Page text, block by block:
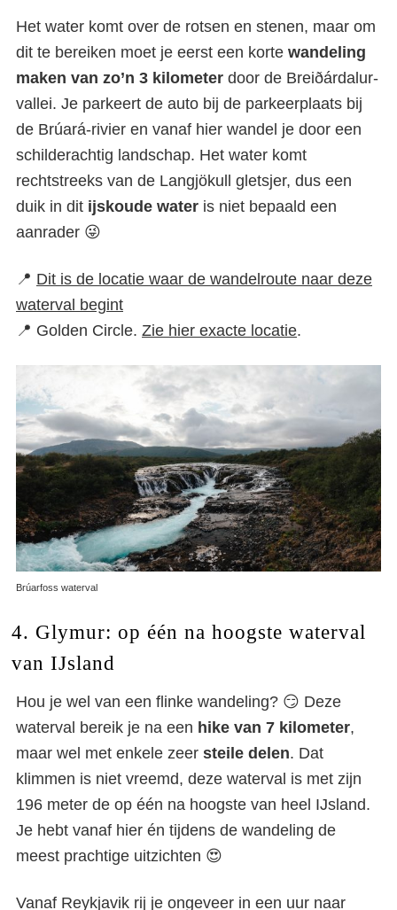
Het water komt over de rotsen en stenen, maar om
dit te bereiken moet je eerst een korte wandeling
maken van zo’n 3 kilometer door de Breiðárdalur-
vallei. Je parkeert de auto bij de parkeerplaats bij
de Brúará-rivier en vanaf hier wandel je door een
schilderachtig landschap. Het water komt
rechtstreeks van de Langjökull gletsjer, dus een
duik in dit ijskoude water is niet bepaald een
aanrader 😜
📍 Dit is de locatie waar de wandelroute naar deze
waterval begint
📍 Golden Circle. Zie hier exacte locatie.
Brúarfoss waterval
4. Glymur: op één na hoogste waterval
van IJsland
Hou je wel van een flinke wandeling? 😏 Deze
waterval bereik je na een hike van 7 kilometer,
maar wel met enkele zeer steile delen. Dat
klimmen is niet vreemd, deze waterval is met zijn
196 meter de op één na hoogste van heel IJsland.
Je hebt vanaf hier én tijdens de wandeling de
meest prachtige uitzichten 😍
Vanaf Reykjavik rij je ongeveer in een uur naar